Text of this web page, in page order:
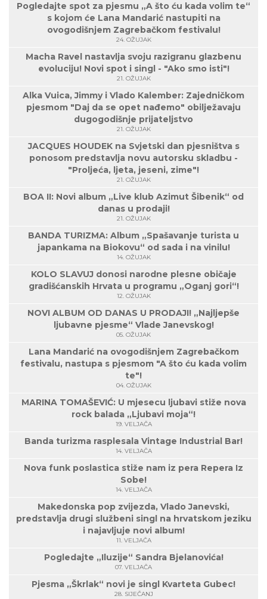
Pogledajte spot za pjesmu „A što ću kada volim te“
s kojom će Lana Mandarić nastupiti na
ovogodišnjem Zagrebačkom festivalu!
24. OŽUJAK
Macha Ravel nastavlja svoju razigranu glazbenu
evoluciju! Novi spot i singl - "Ako smo isti"!
21. OŽUJAK
Alka Vuica, Jimmy i Vlado Kalember: Zajedničkom
pjesmom "Daj da se opet nađemo" obilježavaju
dugogodišnje prijateljstvo
21. OŽUJAK
JACQUES HOUDEK na Svjetski dan pjesništva s
ponosom predstavlja novu autorsku skladbu -
"Proljeća, ljeta, jeseni, zime"!
21. OŽUJAK
BOA II: Novi album „Live klub Azimut Šibenik“ od
danas u prodaji!
21. OŽUJAK
BANDA TURIZMA: Album „Spašavanje turista u
japankama na Biokovu“ od sada i na vinilu!
14. OŽUJAK
KOLO SLAVUJ donosi narodne plesne običaje
gradišćanskih Hrvata u programu „Oganj gori“!
12. OŽUJAK
NOVI ALBUM OD DANAS U PRODAJI! „Najljepše
ljubavne pjesme“ Vlade Janevskog!
05. OŽUJAK
Lana Mandarić na ovogodišnjem Zagrebačkom
festivalu, nastupa s pjesmom "A što ću kada volim
te"!
04. OŽUJAK
MARINA TOMAŠEVIĆ: U mjesecu ljubavi stiže nova
rock balada „Ljubavi moja“!
19. VELJAČA
Banda turizma rasplesala Vintage Industrial Bar!
14. VELJAČA
Nova funk poslastica stiže nam iz pera Repera Iz
Sobe!
14. VELJAČA
Makedonska pop zvijezda, Vlado Janevski,
predstavlja drugi službeni singl na hrvatskom jeziku
i najavljuje novi album!
11. VELJAČA
Pogledajte „Iluzije“ Sandra Bjelanovića!
07. VELJAČA
Pjesma „Škrlak“ novi je singl Kvarteta Gubec!
28. SIJEČANJ